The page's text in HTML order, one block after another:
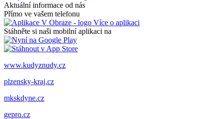
Aktuální informace od nás
Přímo ve vašem telefonu
Více o aplikaci
Stáhněte si naši mobilní aplikaci na
www.kudyznudy.cz
plzensky-kraj.cz
mkskdyne.cz
gepro.cz